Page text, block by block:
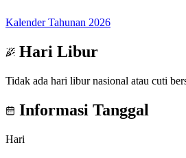
Kalender Tahunan 2026
Hari Libur
Tidak ada hari libur nasional atau cuti
Informasi Tanggal
Hari